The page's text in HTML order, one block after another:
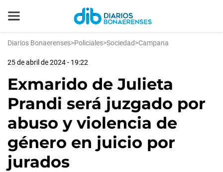
Diarios Bonaerenses>Policiales>Sociedad>Campana
25 de abril de 2024 - 19:22
Exmarido de Julieta
Prandi será juzgado por
abuso y violencia de
género en juicio por
jurados